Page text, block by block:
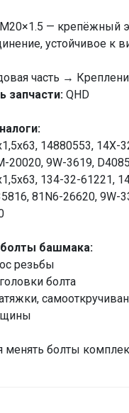
— крепёжный
устойчивое к
часть →
запчасти: QHD
14880553, 14X-
20020, 9W-3619,
134-32-61221,
81N6-26620, 9W-
башмака:
резьбы
болта
менять болты